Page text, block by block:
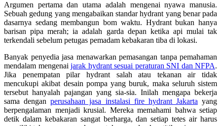
Argumen pertama dan utama adalah mengenai nyawa manusia.
Sebuah gedung yang mengabaikan standar hydrant yang benar pada
dasarnya sedang membangun bom waktu. Hydrant bukan hanya
barisan pipa merah; ia adalah garda depan ketika api mulai tak
terkendali sebelum petugas pemadam kebakaran tiba di lokasi.
Banyak penyedia jasa menawarkan pemasangan tanpa pemahaman
mendalam mengenai jarak hydrant sesuai peraturan SNI dan NFPA.
Jika penempatan pilar hydrant salah atau tekanan air tidak
mencukupi akibat desain pompa yang buruk, maka seluruh sistem
tersebut hanyalah pajangan yang sia-sia. Inilah mengapa bekerja
sama denganperusahaan jasa instalasi fire hydrant Jakarta yang
berpengalaman menjadi krusial. Mereka memahami bahwa setiap
detik dalam kebakaran sangat berharga, dan setiap tetes air harus